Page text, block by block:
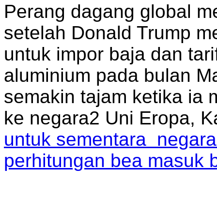
Perang dagang global
setelah Donald Trump
untuk impor baja dan
aluminium pada bulan
semakin tajam ketika ia
ke negara2 Uni Eropa,
untuk sementara
perhitungan bea masuk